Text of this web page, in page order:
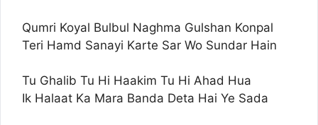
Qumri Koyal Bulbul Naghma Gulshan Konpal
Teri Hamd Sanayi Karte Sar Wo Sundar Hain
Tu Ghalib Tu Hi Haakim Tu Hi Ahad Hua
Ik Halaat Ka Mara Banda Deta Hai Ye Sada